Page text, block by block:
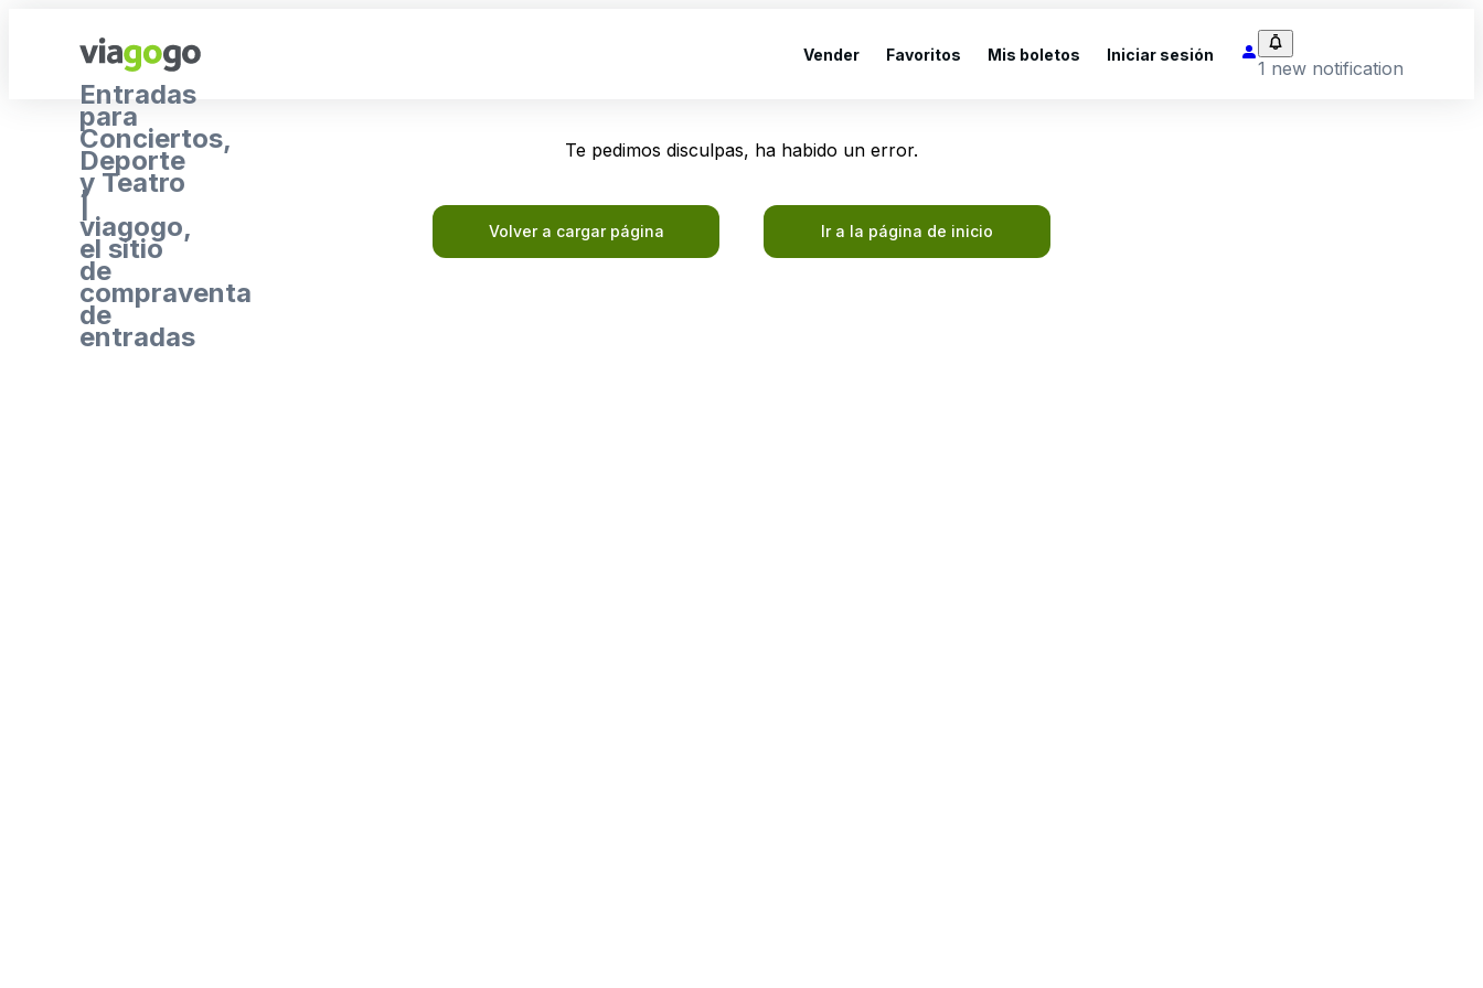
Entradas
para
Conciertos,
Deporte
y Teatro
|
viagogo,
el sitio
de
compraventa
de
entradas
Vender Favoritos Mis boletos Iniciar sesión
1 new notification
Te pedimos disculpas, ha habido un error.
Volver a cargar página Ir a la página de inicio